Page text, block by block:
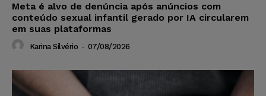
Meta é alvo de denúncia após anúncios com
conteúdo sexual infantil gerado por IA circularem
em suas plataformas
Karina Silvério - 07/08/2026